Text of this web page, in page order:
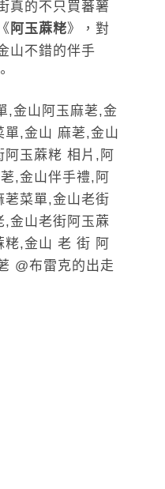
真的不只買蕃薯
阿玉蔴粩》，對
山不錯的伴手